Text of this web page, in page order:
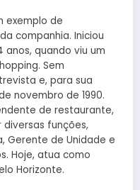
exemplo de
companhia. Iniciou
anos, quando viu um
Sem
e, para sua
novembro de 1990.
de restaurante,
diversas funções,
Gerente de Unidade e
Hoje, atua como
Horizonte.